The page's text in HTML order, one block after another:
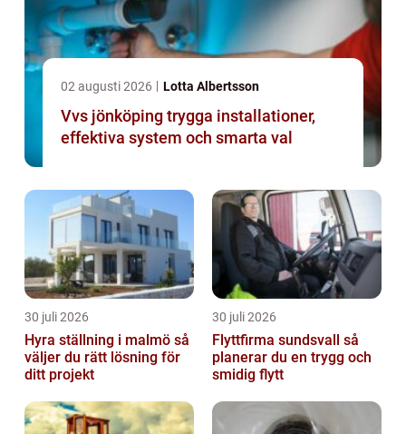
02 augusti 2026 Lotta Albertsson
Vvs jönköping trygga installationer,
effektiva system och smarta val
30 juli 2026
Hyra ställning i malmö så
väljer du rätt lösning för
ditt projekt
30 juli 2026
Flyttfirma sundsvall så
planerar du en trygg och
smidig flytt